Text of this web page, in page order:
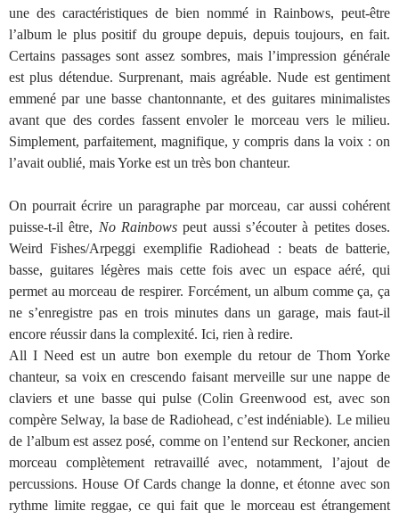
une des caractéristiques de bien nommé in Rainbows, peut-être
l’album le plus positif du groupe depuis, depuis toujours, en fait.
Certains passages sont assez sombres, mais l’impression générale
est plus détendue. Surprenant, mais agréable. Nude est gentiment
emmené par une basse chantonnante, et des guitares minimalistes
avant que des cordes fassent envoler le morceau vers le milieu.
Simplement, parfaitement, magnifique, y compris dans la voix : on
l’avait oublié, mais Yorke est un très bon chanteur.
On pourrait écrire un paragraphe par morceau, car aussi cohérent
puisse-t-il être, No Rainbows peut aussi s’écouter à petites doses.
Weird Fishes/Arpeggi exemplifie Radiohead : beats de batterie,
basse, guitares légères mais cette fois avec un espace aéré, qui
permet au morceau de respirer. Forcément, un album comme ça, ça
ne s’enregistre pas en trois minutes dans un garage, mais faut-il
encore réussir dans la complexité. Ici, rien à redire.
All I Need est un autre bon exemple du retour de Thom Yorke
chanteur, sa voix en crescendo faisant merveille sur une nappe de
claviers et une basse qui pulse (Colin Greenwood est, avec son
compère Selway, la base de Radiohead, c’est indéniable). Le milieu
de l’album est assez posé, comme on l’entend sur Reckoner, ancien
morceau complètement retravaillé avec, notamment, l’ajout de
percussions. House Of Cards change la donne, et étonne avec son
rythme limite reggae, ce qui fait que le morceau est étrangement